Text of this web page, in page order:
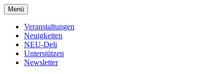
Zum
Inhalt
springen
NeuDeli Einbeck
Menü
Veranstaltungen
Neuigkeiten
NEU-Deli
Unterstützen
Newsletter